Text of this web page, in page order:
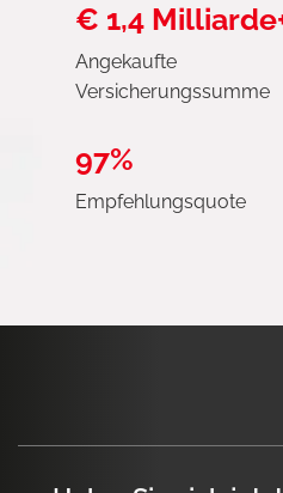
€ 1,4
Angekaufte
Versicherungssumme
97%
Empfehlungsquote